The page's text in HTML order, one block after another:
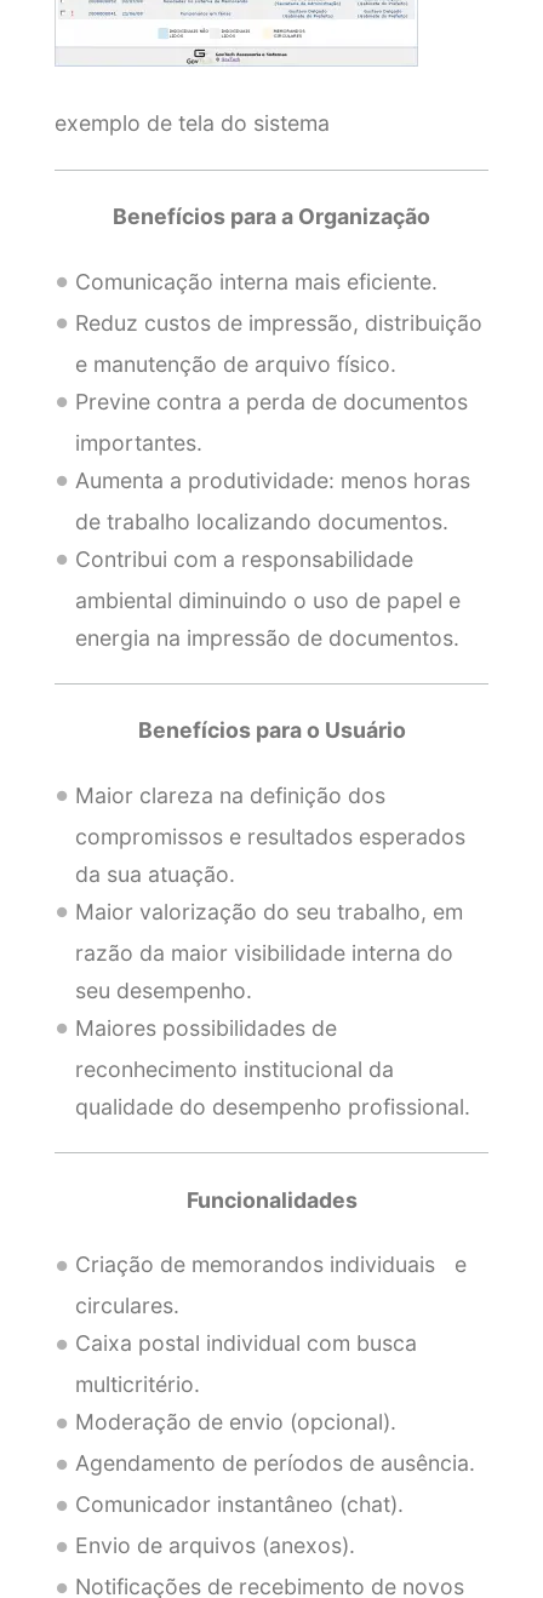
exemplo de tela do sistema
Benefícios para a Organização
Comunicação interna mais eficiente.
Reduz custos de impressão, distribuição
e manutenção de arquivo físico.
Previne contra a perda de documentos
importantes.
Aumenta a produtividade: menos horas
de trabalho localizando documentos.
Contribui com a responsabilidade
ambiental diminuindo o uso de papel e
energia na impressão de documentos.
Benefícios para o Usuário
Maior clareza na definição dos
compromissos e resultados esperados
da sua atuação.
Maior valorização do seu trabalho, em
razão da maior visibilidade interna do
seu desempenho.
Maiores possibilidades de
reconhecimento institucional da
qualidade do desempenho profissional.
Funcionalidades
Criação de memorandos individuais e
circulares.
Caixa postal individual com busca
multicritério.
Moderação de envio (opcional).
Agendamento de períodos de ausência.
Comunicador instantâneo (chat).
Envio de arquivos (anexos).
Notificações de recebimento de novos